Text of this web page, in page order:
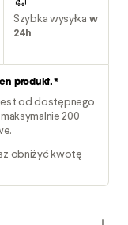
Szybka wysyłka w
24h
produkt.*
jest od dostępnego
200
obniżyć kwotę